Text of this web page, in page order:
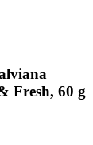
Fresh, 60 g